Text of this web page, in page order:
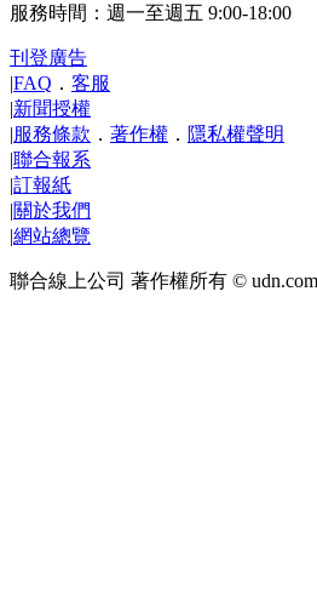
服務時間：週一至週五 9:00-18:00
刊登廣告
|FAQ ． 客服
|新聞授權
|服務條款 ． 著作權 ． 隱私權聲明
|聯合報系
|訂報紙
|關於我們
|網站總覽
聯合線上公司 著作權所有 ©